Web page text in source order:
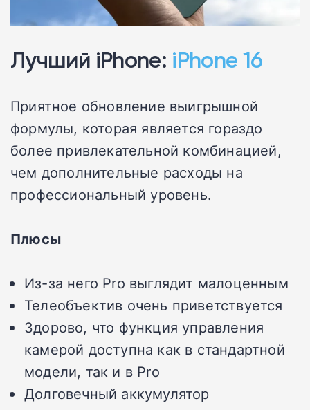
Лучший iPhone: iPhone 16
Приятное обновление выигрышной
формулы, которая является гораздо
более привлекательной комбинацией,
чем дополнительные расходы на
профессиональный уровень.
Плюсы
Из-за него Pro выглядит малоценным
Телеобъектив очень приветствуется
Здорово, что функция управления
камерой доступна как в стандартной
модели, так и в Pro
Долговечный аккумулятор